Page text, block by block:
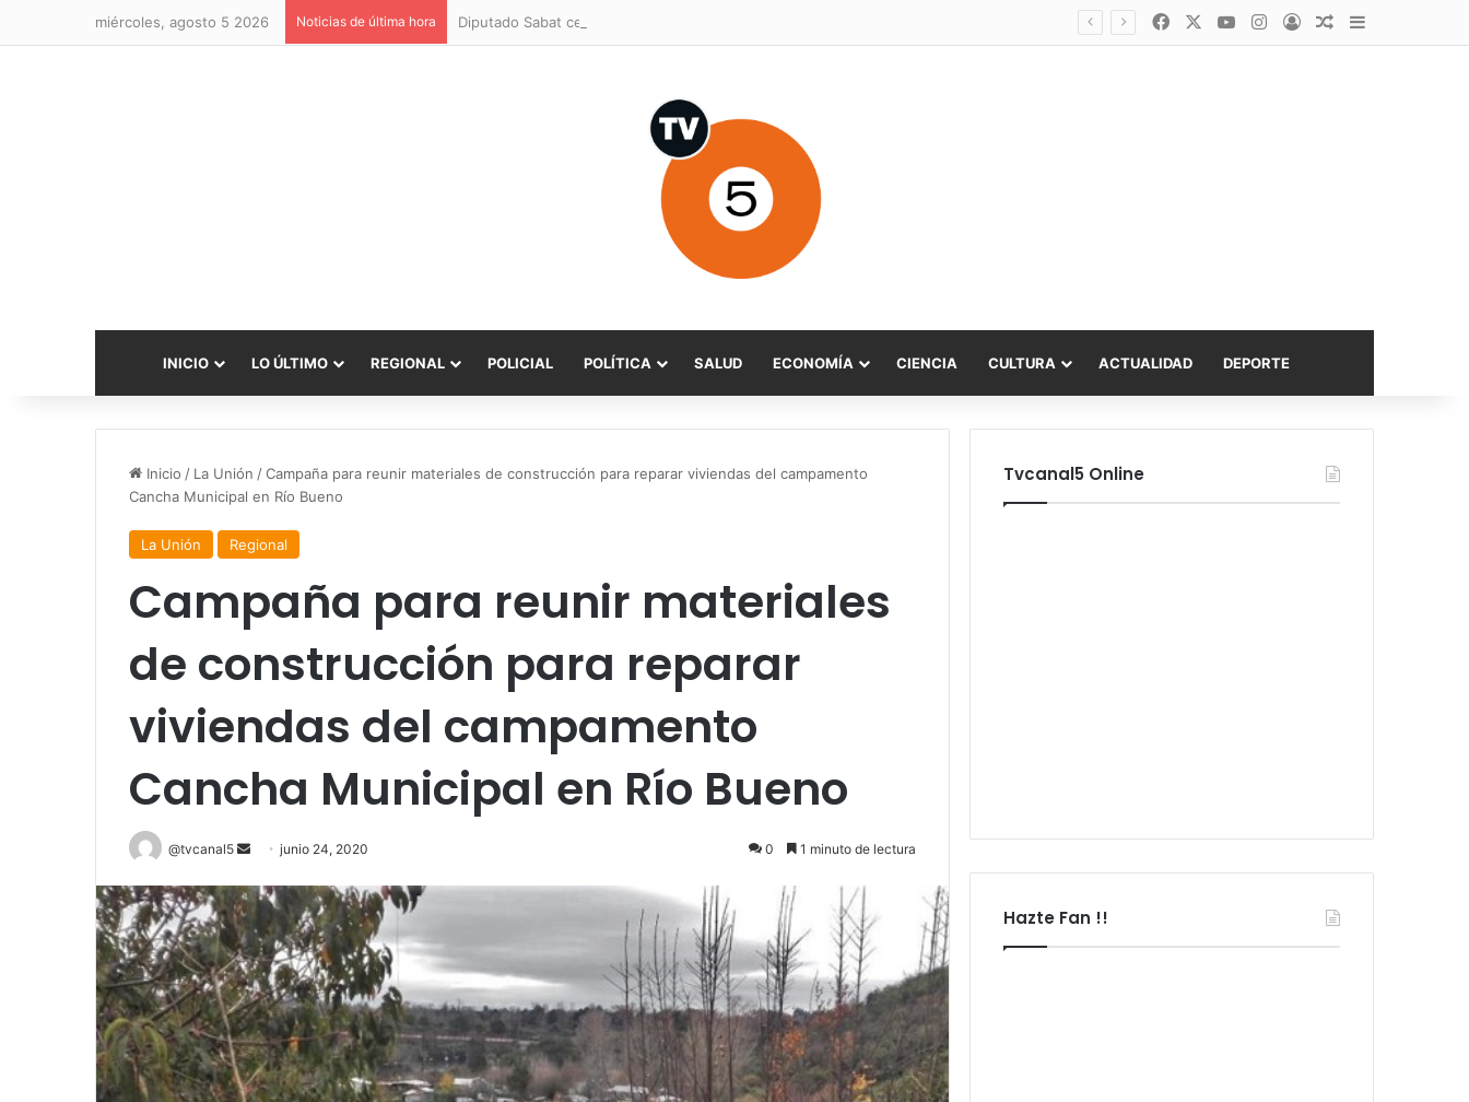
miércoles, agosto 5 2026 Noticias de última hora FacebookYouTubeInstagram
AccesoPublicación al
Barra lateral
INICIO LO ÚLTIMO REGIONAL POLICIAL POLÍTICA SALUD ECONOMÍA CIENCIA CULTURA ACTUALIDAD DEPORTE
Inicio / La Unión /Campaña para reunir materiales de construcción para reparar viviendas del campamento
Cancha Municipal en Río Bueno
La Unión Regional
Campaña para reunir materiales
de construcción para reparar
viviendas del campamento
Cancha Municipal en Río Bueno
@tvcanal5
Send
email
junio 24, 2020 0 1 minuto de lectura
Tvcanal5 Online
Hazte Fan !!